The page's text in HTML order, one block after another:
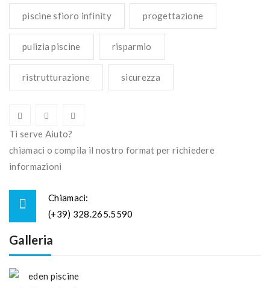
piscine sfioro infinity progettazione
pulizia piscine risparmio
ristrutturazione sicurezza
Ti serve Aiuto?
chiamaci o compila il nostro format per richiedere
informazioni
Chiamaci:
(+39) 328.265.5590
Galleria